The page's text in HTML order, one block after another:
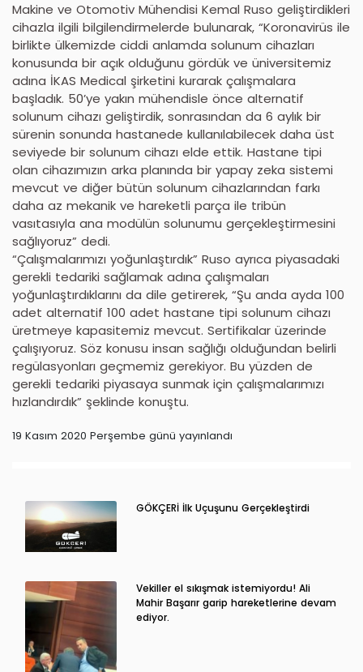
Makine ve Otomotiv Mühendisi Kemal Ruso geliştirdikleri
cihazla ilgili bilgilendirmelerde bulunarak, “Koronavirüs ile
birlikte ülkemizde ciddi anlamda solunum cihazları
konusunda bir açık olduğunu gördük ve üniversitemiz
adına İKAS Medical şirketini kurarak çalışmalara
başladık. 50’ye yakın mühendisle önce alternatif
solunum cihazı geliştirdik, sonrasından da 6 aylık bir
sürenin sonunda hastanede kullanılabilecek daha üst
seviyede bir solunum cihazı elde ettik. Hastane tipi
olan cihazımızın arka planında bir yapay zeka sistemi
mevcut ve diğer bütün solunum cihazlarından farkı
daha az mekanik ve hareketli parça ile tribün
vasıtasıyla ana modülün solunumu gerçekleştirmesini
sağlıyoruz” dedi.
“Çalışmalarımızı yoğunlaştırdık” Ruso ayrıca piyasadaki
gerekli tedariki sağlamak adına çalışmaları
yoğunlaştırdıklarını da dile getirerek, “Şu anda ayda 100
adet alternatif 100 adet hastane tipi solunum cihazı
üretmeye kapasitemiz mevcut. Sertifikalar üzerinde
çalışıyoruz. Söz konusu insan sağlığı olduğundan belirli
regülasyonları geçmemiz gerekiyor. Bu yüzden de
gerekli tedariki piyasaya sunmak için çalışmalarımızı
hızlandırdık” şeklinde konuştu.
19 Kasım 2020 Perşembe günü yayınlandı
GÖKÇERİ İlk Uçuşunu Gerçekleştirdi
Vekiller el sıkışmak istemiyordu! Ali
Mahir Başarır garip hareketlerine devam
ediyor.